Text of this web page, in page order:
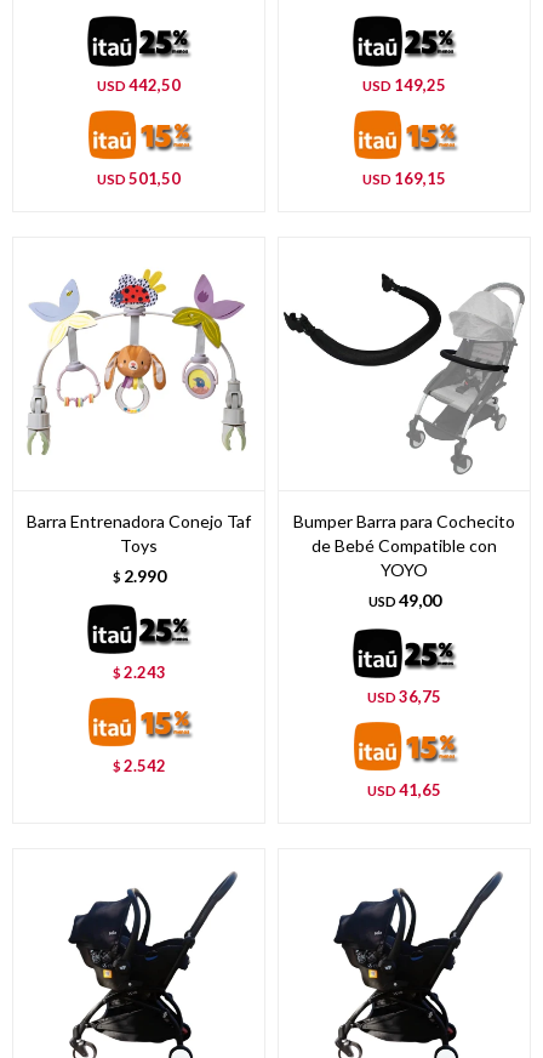
USD 442,50
USD 501,50
USD 149,25
USD 169,15
Barra Entrenadora Conejo Taf
Toys
$ 2.990
$2.243
$2.542
Bumper Barra para Cochecito
de Bebé Compatible con
YOYO
USD 49,00
USD 36,75
USD 41,65